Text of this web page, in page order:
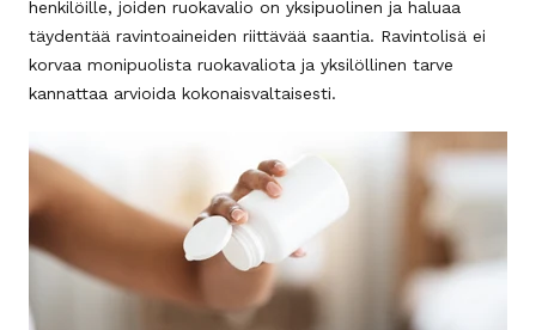
henkilöille, joiden ruokavalio on yksipuolinen ja haluaa
täydentää ravintoaineiden riittävää saantia. Ravintolisä ei
korvaa monipuolista ruokavaliota ja yksilöllinen tarve
kannattaa arvioida kokonaisvaltaisesti.